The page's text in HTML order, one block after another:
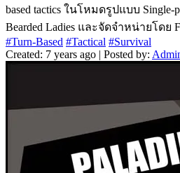
based tactics ในโหมดรูปแบบ
Bearded Ladies และจัดจำหน่ายโดย
#Turn-Based #Tactical #Survival
Created: 7 years ago | Posted by: